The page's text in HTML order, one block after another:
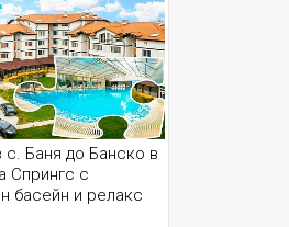
с. Баня до Банско в
Спрингс с
басейн и релакс